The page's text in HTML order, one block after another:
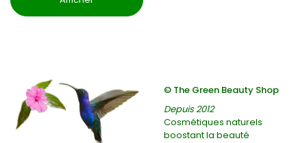
© The Green Beauty Shop
Depuis 2012
Cosmétiques naturels
boostant la beauté